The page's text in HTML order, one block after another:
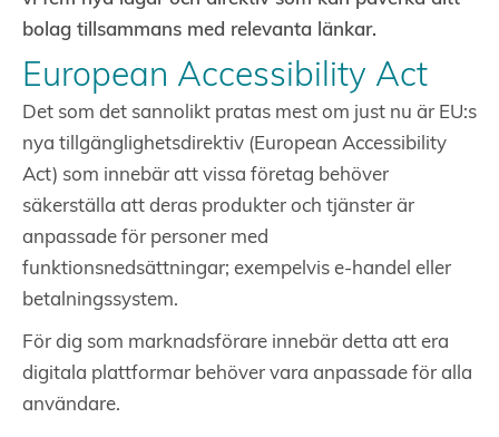
bolag tillsammans med relevanta länkar.
European Accessibility Act
Det som det sannolikt pratas mest om just nu är EU:s
nya tillgänglighetsdirektiv (European Accessibility
Act) som innebär att vissa företag behöver
säkerställa att deras produkter och tjänster är
anpassade för personer med
funktionsnedsättningar; exempelvis e-handel eller
betalningssystem.
För dig som marknadsförare innebär detta att era
digitala plattformar behöver vara anpassade för alla
användare.